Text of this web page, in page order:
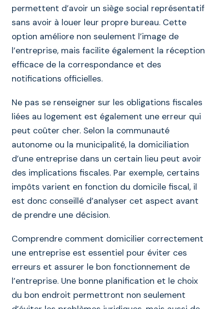
permettent d’avoir un siège social représentatif
sans avoir à louer leur propre bureau. Cette
option améliore non seulement l’image de
l’entreprise, mais facilite également la réception
efficace de la correspondance et des
notifications officielles.
Ne pas se renseigner sur les obligations fiscales
liées au logement est également une erreur qui
peut coûter cher. Selon la communauté
autonome ou la municipalité, la domiciliation
d’une entreprise dans un certain lieu peut avoir
des implications fiscales. Par exemple, certains
impôts varient en fonction du domicile fiscal, il
est donc conseillé d’analyser cet aspect avant
de prendre une décision.
Comprendre comment domicilier correctement
une entreprise est essentiel pour éviter ces
erreurs et assurer le bon fonctionnement de
l’entreprise. Une bonne planification et le choix
du bon endroit permettront non seulement